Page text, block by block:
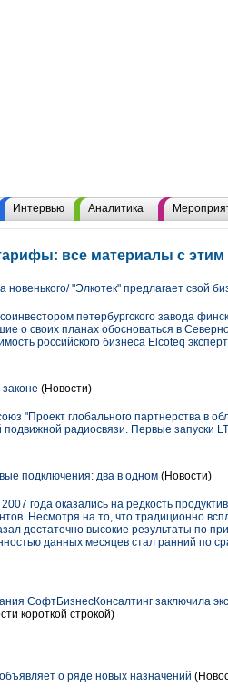
Интервью Аналитика
все материалы с
новенького/ "Элкотек" предлагает свой
петербургского завода
о своих планах обосноваться в
российского бизнеса Elcoteq
законе (Новости)
"Проект глобального партнерства в
радиосвязи. Первые запуски
подключения: два в одном (Новости)
года оказались на редкость
Несмотря на то, что традиционно
достаточно высокие результаты по
данных месяцев стал ранний по
СофтБизнесКонсалтинг заключила
короткой строкой)
о ряде новых назначений